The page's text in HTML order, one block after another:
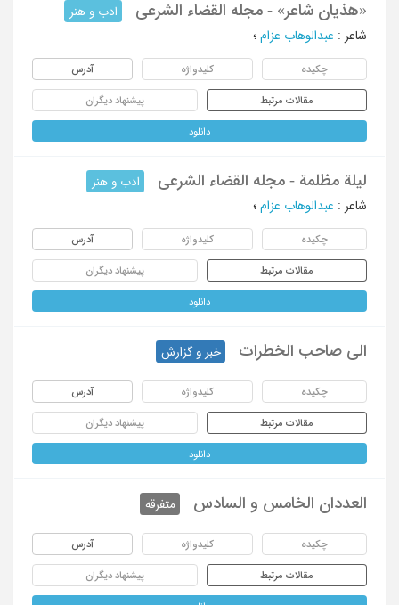
«هذیان شاعر» - مجله القضاء الشرعی
ادب و هنر
شاعر : عبدالوهاب عزام ؛
چکیده کلیدواژه آدرس
مقالات مرتبط پیشنهاد دیگران
دانلود
لیلة مظلمة - مجله القضاء الشرعی
ادب و هنر
شاعر : عبدالوهاب عزام ؛
چکیده کلیدواژه آدرس
مقالات مرتبط پیشنهاد دیگران
دانلود
الی صاحب الخطرات خبر و گزارش
چکیده کلیدواژه آدرس
مقالات مرتبط پیشنهاد دیگران
دانلود
العددان الخامس و السادس متفرقه
چکیده کلیدواژه آدرس
مقالات مرتبط پیشنهاد دیگران